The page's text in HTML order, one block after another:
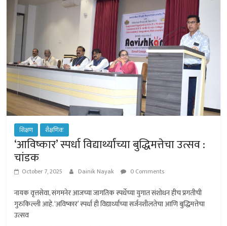
r
शिक्षण शैक्षणिक
‘आविष्कार’ स्पर्धा विद्यार्थ्यांच्या बुद्धिमत्तेचा उत्सव :
चांडक
October 7, 2025 Dainik Nayak 0 Comments
नायक वृत्तसेवा, संगमनेर आजच्या जागतिक स्पर्धेच्या युगात संशोधन हीच प्रगतीची
गुरुकिल्ली आहे. ‘अविष्कार’ स्पर्धा ही विद्यार्थ्यांच्या सर्जनशीलतेचा आणि बुद्धिमत्तेचा
उत्सव